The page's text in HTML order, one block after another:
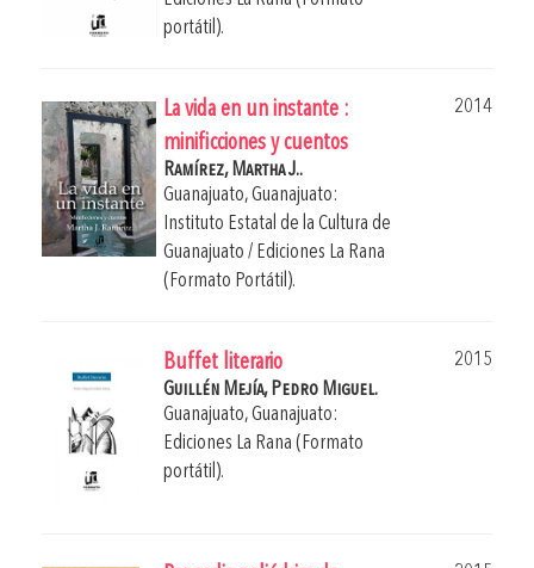
portátil).
La vida en un instante :
minificciones y cuentos
2014
Ramírez, Martha J..
Guanajuato, Guanajuato:
Instituto Estatal de la Cultura de
Guanajuato / Ediciones La Rana
(Formato Portátil).
Buffet literario
2015
Guillén Mejía, Pedro Miguel.
Guanajuato, Guanajuato:
Ediciones La Rana (Formato
portátil).